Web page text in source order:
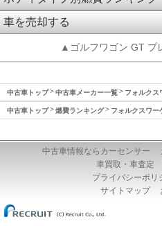
車を売却する
▲ゴルフワゴン GT プ
中古車トップ 中古車メーカー一覧 フォルクス
中古車トップ 燃費ランキング フォルクスワー
中古車情報ならカーセンサー
車買取・車査定
プライバシーポリ
サイトマップ